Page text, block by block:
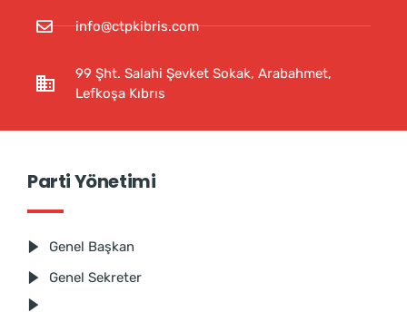
info@ctpkibris.com
99 Şht. Salahi Şevket Sokak, Arabahmet,
Lefkoşa Kıbrıs
Parti Yönetimi
Genel Başkan
Genel Sekreter